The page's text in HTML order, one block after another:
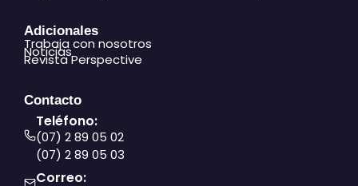
Adicionales
Trabaja con nosotros
Noticias
Revista Perspective
Contacto
Teléfono:
(07) 2 89 05 02
(07) 2 89 05 03
Correo: